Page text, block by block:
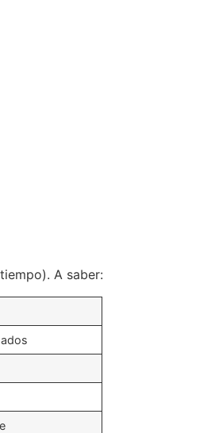
A saber: